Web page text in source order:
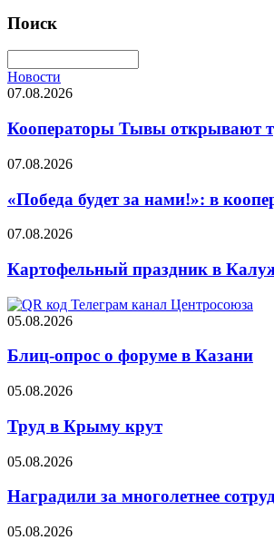
Поиск
Новости
07.08.2026
Кооператоры Тывы открывают
07.08.2026
«Победа будет за нами!»: в
07.08.2026
Картофельный праздник в
05.08.2026
Блиц-опрос о форуме в Казани
05.08.2026
Труд в Крыму крут
05.08.2026
Наградили за многолетнее
05.08.2026